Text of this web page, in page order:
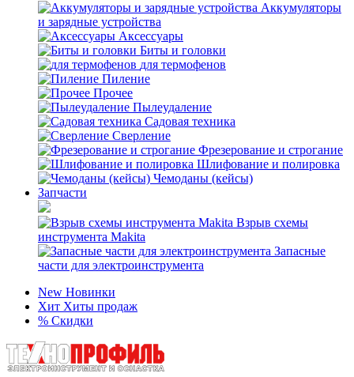
Аккумуляторы
и зарядные устройства
Аксессуары
Биты и головки
для термофенов
Пиление
Прочее
Пылеудаление
Садовая техника
Сверление
Фрезерование и строгание
Шлифование и полировка
Чемоданы (кейсы)
Запчасти
Взрыв схемы
инструмента Makita
Запасные
части для электроинструмента
New Новинки
Хит Хиты продаж
% Скидки